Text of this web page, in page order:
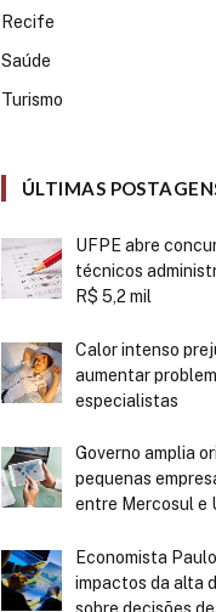
Recife
Saúde
Turismo
ÚLTIMAS
UFPE abre
técnicos
R$ 5,2 mil
Calor intenso
aumentar
especialistas
Governo amplia
pequenas
entre Mercosul e
Economista
impactos da alta